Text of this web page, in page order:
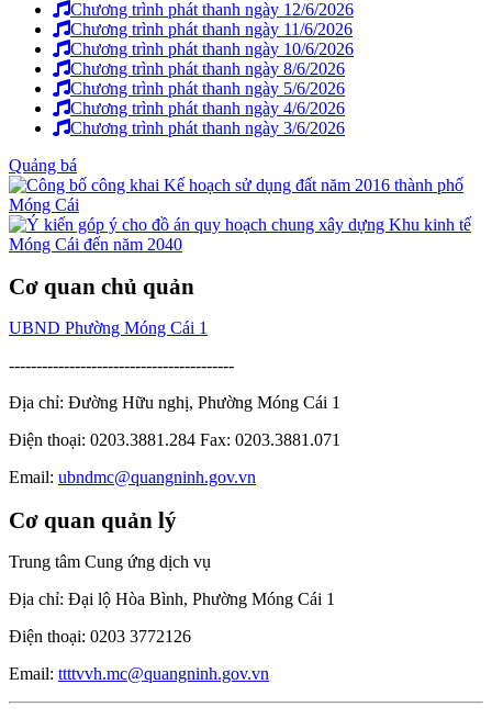
Chương trình phát thanh ngày 12/6/2026
Chương trình phát thanh ngày 11/6/2026
Chương trình phát thanh ngày 10/6/2026
Chương trình phát thanh ngày 8/6/2026
Chương trình phát thanh ngày 5/6/2026
Chương trình phát thanh ngày 4/6/2026
Chương trình phát thanh ngày 3/6/2026
Quảng bá
Cơ quan chủ quản
UBND Phường Móng Cái 1
-----------------------------------------
Địa chỉ: Đường Hữu nghị, Phường Móng Cái 1
Điện thoại: 0203.3881.284 Fax: 0203.3881.071
Email: ubndmc@quangninh.gov.vn
Cơ quan quản lý
Trung tâm Cung ứng dịch vụ
Địa chỉ: Đại lộ Hòa Bình, Phường Móng Cái 1
Điện thoại: 0203 3772126
Email: ttttvvh.mc@quangninh.gov.vn